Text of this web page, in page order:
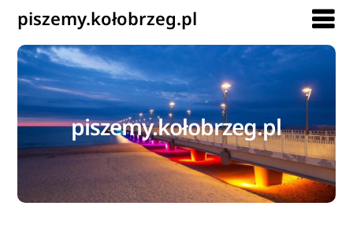
piszemy.kołobrzeg.pl
piszemy.kołobrzeg.pl